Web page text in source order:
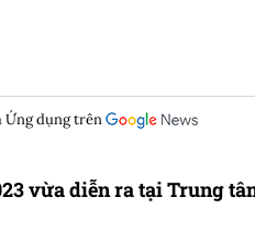
Ứng dụng trên
vừa diễn ra tại Trung